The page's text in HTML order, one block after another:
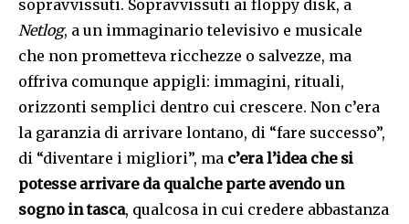
sopravvissuti. Sopravvissuti ai floppy disk, a
Netlog, a un immaginario televisivo e musicale
che non prometteva ricchezze o salvezze, ma
offriva comunque appigli: immagini, rituali,
orizzonti semplici dentro cui crescere. Non c’era
la garanzia di arrivare lontano, di “fare successo”,
di “diventare i migliori”, ma c’era l’idea che si
potesse arrivare da qualche parte avendo un
sogno in tasca, qualcosa in cui credere abbastanza